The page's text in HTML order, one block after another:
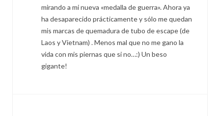
mirando a mi nueva «medalla de guerra». Ahora ya
ha desaparecido prácticamente y sólo me quedan
mis marcas de quemadura de tubo de escape (de
Laos y Vietnam) . Menos mal que no me gano la
vida con mis piernas que si no…:) Un beso
gigante!